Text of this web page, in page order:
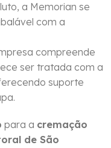
a Memorian se
com a
compreende
ser tratada com a
suporte
para a cremação
de São